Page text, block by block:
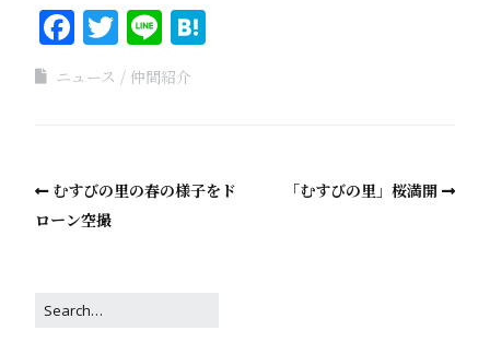
Facebook
Twitter
Line
ニュース 仲間紹介
むすびの里の春の様子をド
ローン空撮
「むすびの里」桜満開